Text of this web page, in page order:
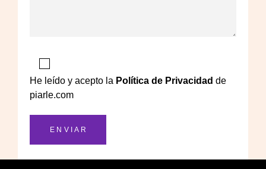
He leído y acepto la Política de Privacidad de
piarle.com